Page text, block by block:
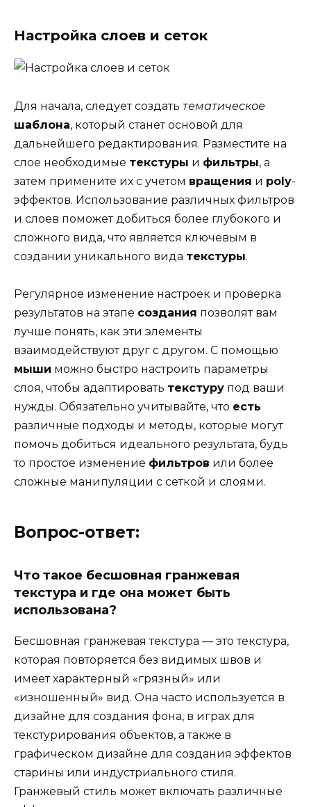
Настройка слоев и сеток
Для начала, следует создать тематическое
шаблона, который станет основой для
дальнейшего редактирования. Разместите на
слое необходимые текстуры и фильтры, а
затем примените их с учетом вращения и poly-
эффектов. Использование различных фильтров
и слоев поможет добиться более глубокого и
сложного вида, что является ключевым в
создании уникального вида текстуры.
Регулярное изменение настроек и проверка
результатов на этапе создания позволят вам
лучше понять, как эти элементы
взаимодействуют друг с другом. С помощью
мыши можно быстро настроить параметры
слоя, чтобы адаптировать текстуру под ваши
нужды. Обязательно учитывайте, что есть
различные подходы и методы, которые могут
помочь добиться идеального результата, будь
то простое изменение фильтров или более
сложные манипуляции с сеткой и слоями.
Вопрос-ответ:
Что такое бесшовная гранжевая
текстура и где она может быть
использована?
Бесшовная гранжевая текстура — это текстура,
которая повторяется без видимых швов и
имеет характерный «грязный» или
«изношенный» вид. Она часто используется в
дизайне для создания фона, в играх для
текстурирования объектов, а также в
графическом дизайне для создания эффектов
старины или индустриального стиля.
Гранжевый стиль может включать различные